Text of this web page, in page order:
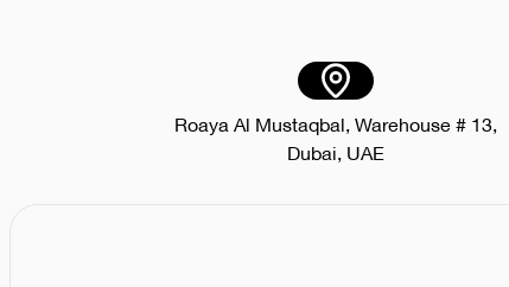
Roaya Al Mustaqbal, Warehouse # 13,
Dubai, UAE